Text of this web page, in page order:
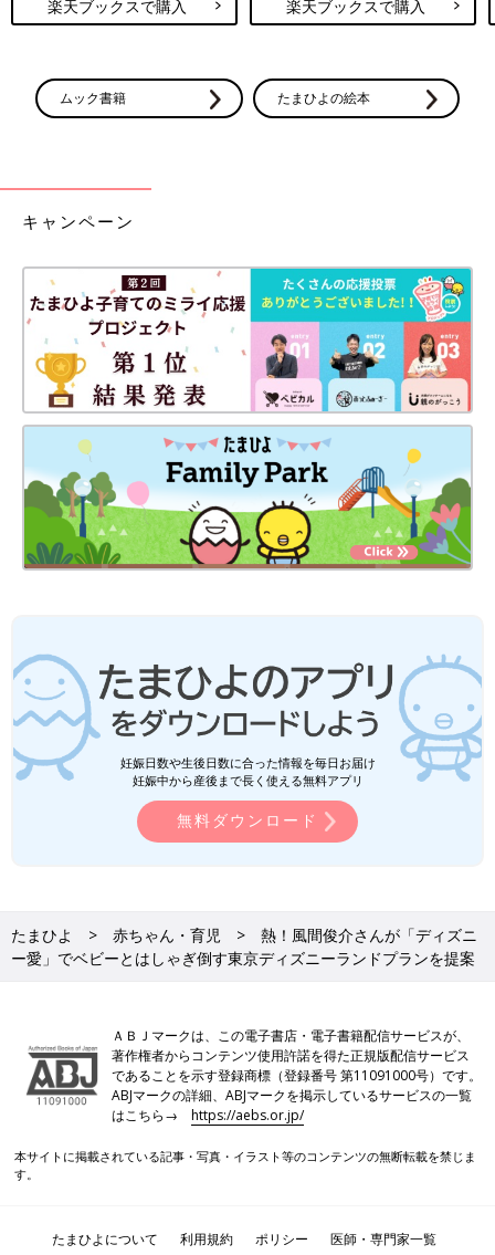
楽天ブックスで購入 楽天ブックスで購入
ムック書籍 たまひよの絵本
キャンペーン
妊娠日数や生後日数に合った情報を毎日お届け
妊娠中から産後まで長く使える無料アプリ
無料ダウンロード
たまひよ 赤ちゃん・育児
熱！風間俊介さんが「ディズニ
ー愛」でベビーとはしゃぎ倒す東京ディズニーランドプランを提案
ＡＢＪマークは、この電子書店・電子書籍配信サービスが、
著作権者からコンテンツ使用許諾を得た正規版配信サービス
であることを示す登録商標（登録番号 第11091000号）です。
ABJマークの詳細、ABJマークを掲示しているサービスの一覧
はこちら→https://aebs.or.jp/
本サイトに掲載されている記事・写真・イラスト等のコンテンツの無断転載を禁じま
す。
たまひよについて 利用規約 ポリシー 医師・専門家一覧